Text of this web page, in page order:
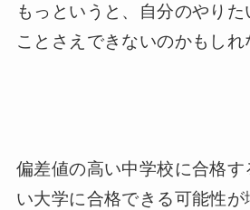
もっというと、自分のやり
ことさえできないのかもしれ
偏差値の高い中学校に合格
い大学に合格できる可能性が